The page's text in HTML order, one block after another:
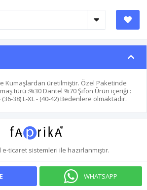
WHATSAPP
Kumaşlardan üretilmiştir. Özel Paketinde
türü :%30 Dantel %70 Şifon Ürün içeriği :
38) L-XL - (40-42) Bedenlere olmaktadır.
e-ticaretsistemleri ile hazırlanmıştır.